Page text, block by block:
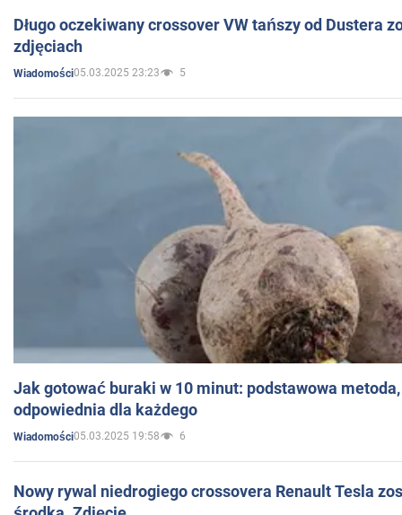
Długo oczekiwany crossover VW tańszy od Dustera
zdjęciach
Wiadomości05.03.2025 23:23 5
Jak gotować buraki w 10 minut: podstawowa
odpowiednia dla każdego
Wiadomości05.03.2025 19:58 6
Nowy rywal niedrogiego crossovera Renault Tesla